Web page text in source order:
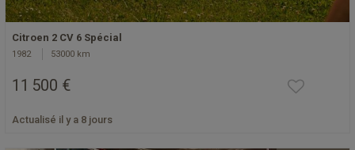
Citroen 2 CV 6 Spécial
1982 53000 km
11 500 €
Actualisé il y a 8 jours